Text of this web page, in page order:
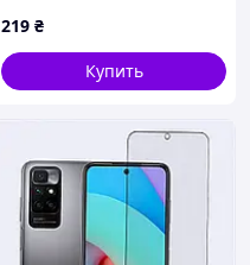
219 ₴
Купить